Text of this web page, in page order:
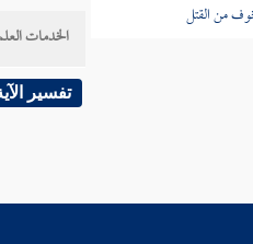
من القتل
[ص:494 ]
مات
الخدمات
تفسير